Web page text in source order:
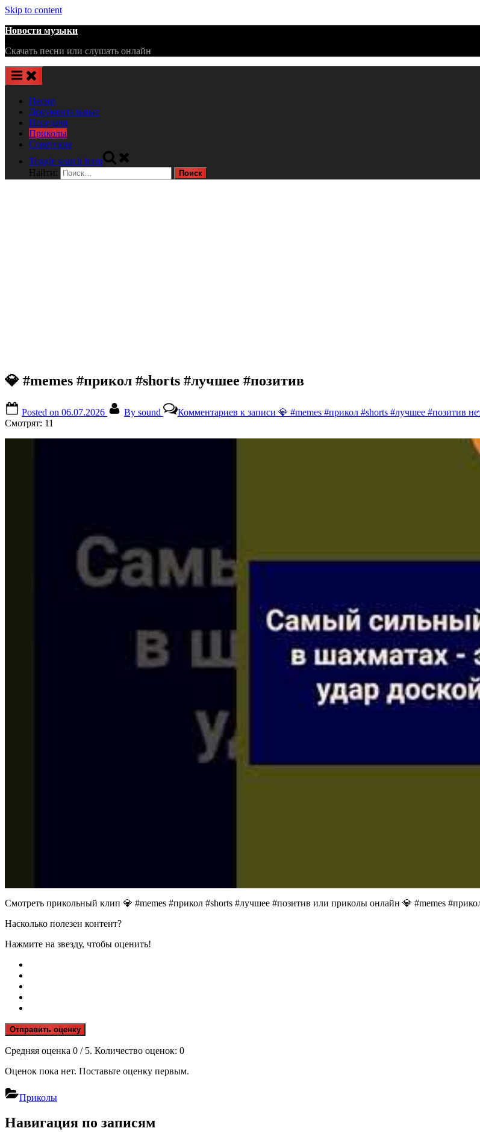
Skip to content
Новости музыки
Скачать песни или слушать онлайн
Песни
Документальные
Передачи
Приколы
Советские
Toggle search form
Найти:
💎 #memes #прикол #shorts #лучшее #позитив
Posted on 06.07.2026 By sound Комментариев к записи 💎 #memes #прикол #shorts #лучшее #позитив
Смотрят: 11
Смотреть прикольный клип 💎 #memes #прикол #shorts #лучшее #позитив или приколы онлайн 💎 #memes
Насколько полезен контент?
Нажмите на звезду, чтобы оценить!
Отправить оценку
Средняя оценка 0 / 5. Количество оценок: 0
Оценок пока нет. Поставьте оценку первым.
Приколы
Навигация по записям